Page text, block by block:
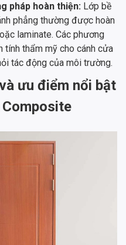
pháp hoàn thiện: Lớp bề
phẳng thường được hoàn
laminate. Các phương
tính thẩm mỹ cho cánh cửa
tác động của môi trường.
ưu điểm nổi bật